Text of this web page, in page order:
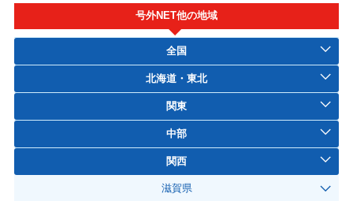
号外NET他の地域
全国
北海道・東北
関東
中部
関西
滋賀県